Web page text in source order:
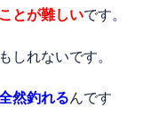
とが難しいです。
しれないです。
然釣れるんです